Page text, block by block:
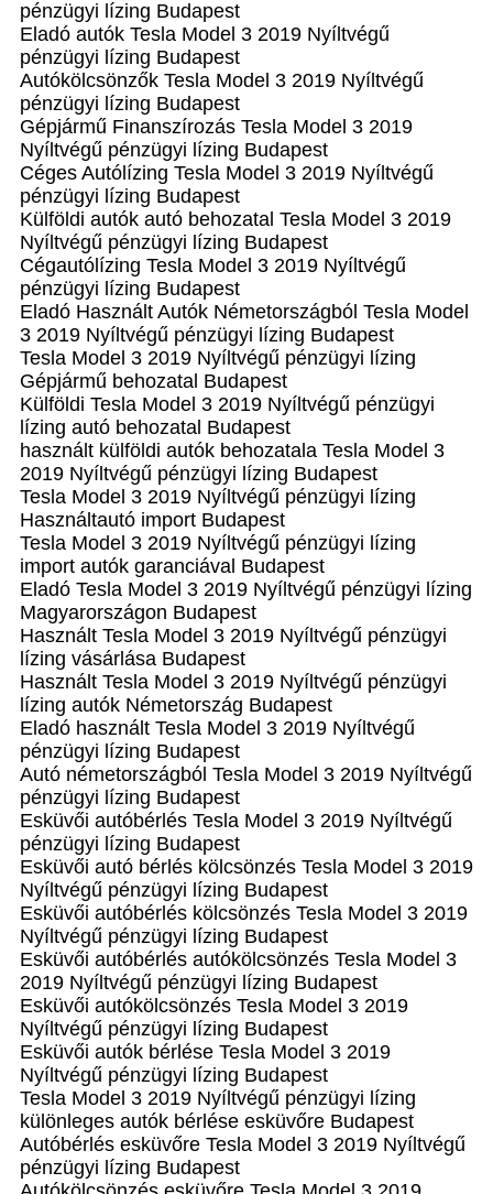
pénzügyi lízing Budapest
Eladó autók Tesla Model 3 2019 Nyíltvégű
pénzügyi lízing Budapest
Autókölcsönzők Tesla Model 3 2019 Nyíltvégű
pénzügyi lízing Budapest
Gépjármű Finanszírozás Tesla Model 3 2019
Nyíltvégű pénzügyi lízing Budapest
Céges Autólízing Tesla Model 3 2019 Nyíltvégű
pénzügyi lízing Budapest
Külföldi autók‎ autó behozatal Tesla Model 3 2019
Nyíltvégű pénzügyi lízing Budapest
Cégautólízing Tesla Model 3 2019 Nyíltvégű
pénzügyi lízing Budapest
Eladó Használt Autók Németországból Tesla Model
3 2019 Nyíltvégű pénzügyi lízing Budapest
Tesla Model 3 2019 Nyíltvégű pénzügyi lízing
Gépjármű behozatal Budapest
Külföldi Tesla Model 3 2019 Nyíltvégű pénzügyi
lízing autó behozatal Budapest
használt külföldi autók behozatala Tesla Model 3
2019 Nyíltvégű pénzügyi lízing Budapest
Tesla Model 3 2019 Nyíltvégű pénzügyi lízing
Használtautó import Budapest
Tesla Model 3 2019 Nyíltvégű pénzügyi lízing
import autók garanciával Budapest
Eladó Tesla Model 3 2019 Nyíltvégű pénzügyi lízing
Magyarországon‎ Budapest
Használt Tesla Model 3 2019 Nyíltvégű pénzügyi
lízing vásárlása Budapest
Használt Tesla Model 3 2019 Nyíltvégű pénzügyi
lízing autók Németország Budapest
Eladó használt Tesla Model 3 2019 Nyíltvégű
pénzügyi lízing Budapest
Autó németországból Tesla Model 3 2019 Nyíltvégű
pénzügyi lízing Budapest
Esküvői autóbérlés Tesla Model 3 2019 Nyíltvégű
pénzügyi lízing Budapest
Esküvői autó bérlés kölcsönzés Tesla Model 3 2019
Nyíltvégű pénzügyi lízing Budapest
Esküvői autóbérlés kölcsönzés Tesla Model 3 2019
Nyíltvégű pénzügyi lízing Budapest
Esküvői autóbérlés autókölcsönzés Tesla Model 3
2019 Nyíltvégű pénzügyi lízing Budapest
Esküvői autókölcsönzés Tesla Model 3 2019
Nyíltvégű pénzügyi lízing Budapest
Esküvői autók bérlése Tesla Model 3 2019
Nyíltvégű pénzügyi lízing Budapest
Tesla Model 3 2019 Nyíltvégű pénzügyi lízing
különleges autók bérlése esküvőre Budapest
Autóbérlés esküvőre Tesla Model 3 2019 Nyíltvégű
pénzügyi lízing Budapest